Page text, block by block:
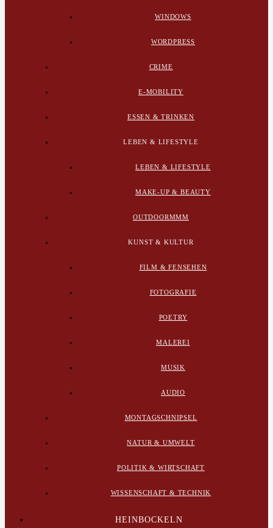
WINDOWS
WORDPRESS
CRIME
E-MOBILITY
ESSEN & TRINKEN
LEBEN & LIFESTYLE
LEBEN & LIFESTYLE
MAKE-UP & BEAUTY
OUTDOORMMM
KUNST & KULTUR
FILM & FENSEHEN
FOTOGRAFIE
POETRY
MALEREI
MUSIK
AUDIO
MONTAGSCHNIPSEL
NATUR & UMWELT
POLITIK & WIRTSCHAFT
WISSENSCHAFT & TECHNIK
HEINBOCKELN